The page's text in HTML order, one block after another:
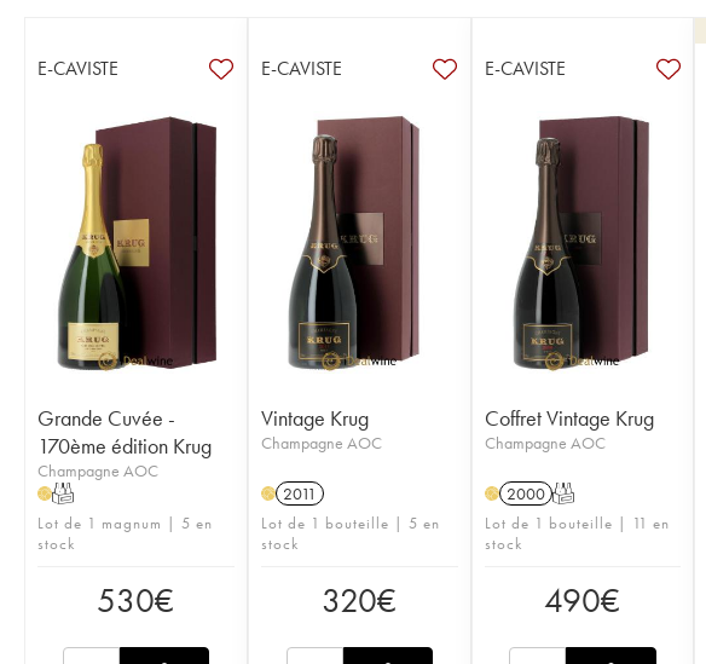
E-CAVISTE
Grande Cuvée -
170ème édition Krug
Champagne AOC
HT
Lot de 1 magnum | 5 en
stock
530€
E-CAVISTE
Vintage Krug
Champagne AOC
H 2011
Lot de 1 bouteille | 5 en
stock
320€
E-CAVISTE
Coffret Vintage Krug
Champagne AOC
H 2000 T
Lot de 1 bouteille | 11 en
stock
490€